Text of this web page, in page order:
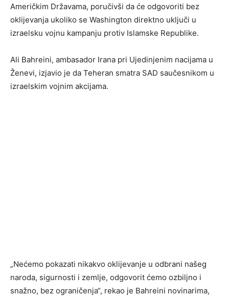
Američkim Državama, poručivši da će odgovoriti bez
oklijevanja ukoliko se Washington direktno uključi u
izraelsku vojnu kampanju protiv Islamske Republike.
Ali Bahreini, ambasador Irana pri Ujedinjenim nacijama u
Ženevi, izjavio je da Teheran smatra SAD saučesnikom u
izraelskim vojnim akcijama.
„Nećemo pokazati nikakvo oklijevanje u odbrani našeg
naroda, sigurnosti i zemlje, odgovorit ćemo ozbiljno i
snažno, bez ograničenja“, rekao je Bahreini novinarima,